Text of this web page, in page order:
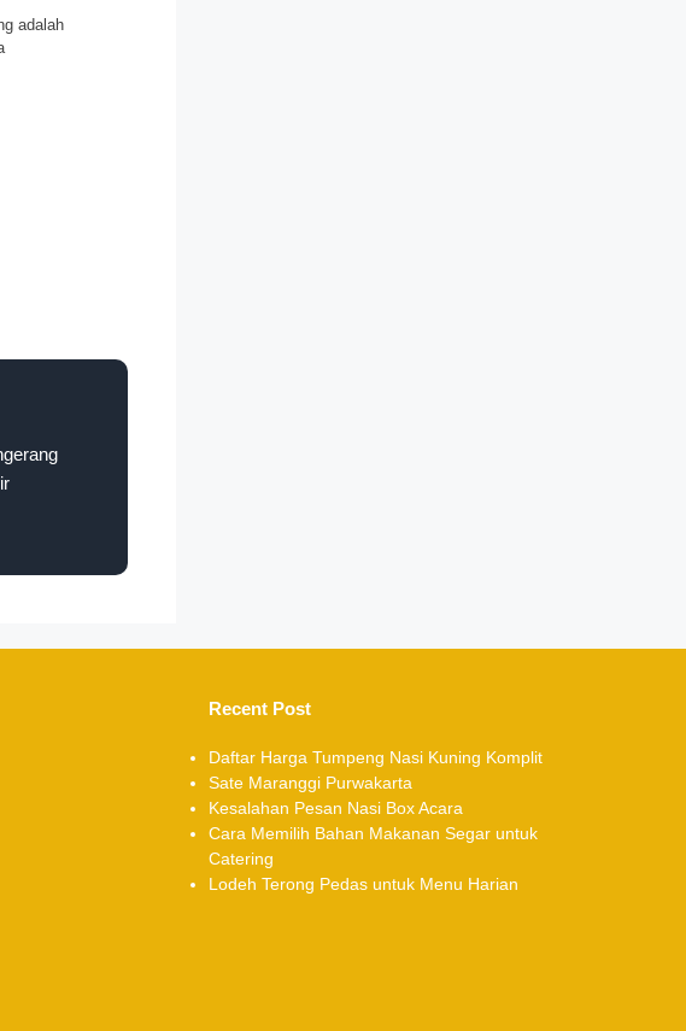
adalah
Recent Post
Daftar Harga Tumpeng Nasi Kuning Komplit
Sate Maranggi Purwakarta
Kesalahan Pesan Nasi Box Acara
Cara Memilih Bahan Makanan Segar untuk
Catering
Lodeh Terong Pedas untuk Menu Harian